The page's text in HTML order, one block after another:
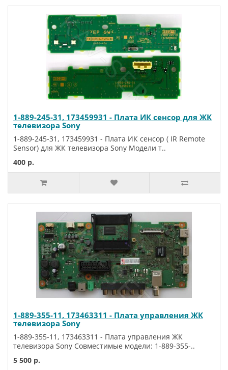
1-889-245-31, 173459931 - Плата ИК сенсор для ЖК
телевизора Sony
1-889-245-31, 173459931 - Плата ИК сенсор ( IR Remote
Sensor) для ЖК телевизора Sony Модели т..
400 р.
1-889-355-11, 173463311 - Плата управления ЖК
телевизора Sony
1-889-355-11, 173463311 - Плата управления ЖК
телевизора Sony Совместимые модели: 1-889-355-..
5 500 р.